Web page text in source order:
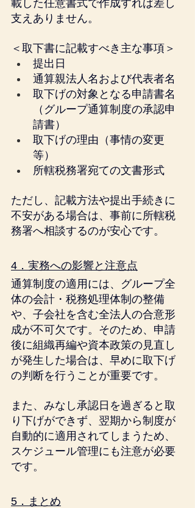
載した任意書式で作成すれば差し
支えありません。
＜取下書に記載すべき主な事項＞
提出日
通算親法人名および代表者名
取下げの対象となる申請書名
（グループ通算制度の承認申
請書）
取下げの理由（事情の変更
等）
所轄税務署宛ての文書形式
ただし、記載方法や提出手続きに
不安がある場合は、事前に所轄税
務署へ相談するのが安心です。
4．実務への影響と注意点
通算制度の適用には、グループ全
体の会計・税務処理体制の整備
や、子会社を含む全法人の合意形
成が不可欠です。そのため、申請
後に組織再編や資本政策の見直し
が発生した場合は、早めに取下げ
の判断を行うことが重要です。
また、みなし承認日を過ぎると取
り下げができず、翌期から制度が
自動的に適用されてしまうため、
スケジュール管理にも注意が必要
です。
5．まとめ